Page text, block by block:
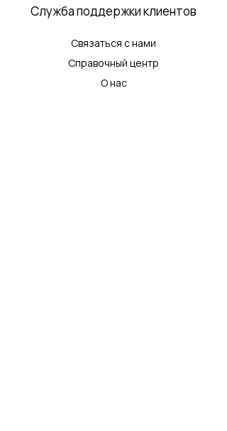
Служба поддержки клиентов
Связаться с нами
Справочный центр
О нас